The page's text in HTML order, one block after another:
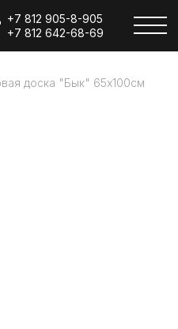
905
69
доска "Бык" 65х100см